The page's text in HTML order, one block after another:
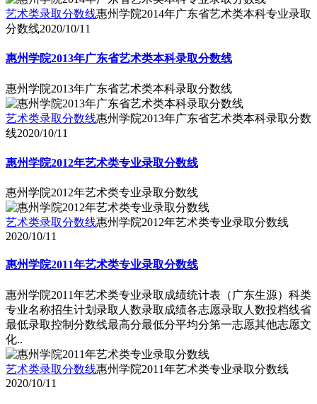
艺术类录取分数线惠州学院2014年广东省艺术类本科专业录取
分数线2020/10/11
惠州学院2013年广东省艺术类本科录取分数线
惠州学院2013年广东省艺术类本科录取分数线
艺术类录取分数线惠州学院2013年广东省艺术类本科录取分数
线2020/10/11
惠州学院2012年艺术类专业录取分数线
惠州学院2012年艺术类专业录取分数线
艺术类录取分数线惠州学院2012年艺术类专业录取分数线
2020/10/11
惠州学院2011年艺术类专业录取分数线
惠州学院2011年艺术类专业录取成绩统计表（广东生源）科类
专业名称招生计划录取人数录取成绩各志愿录取人数投档线省
最低录取控制分数线最高分最低分平均分第一志愿其他志愿文
化..
艺术类录取分数线惠州学院2011年艺术类专业录取分数线
2020/10/11